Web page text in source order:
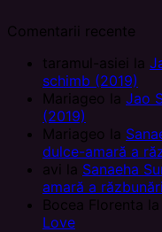
Comentarii recente
taramul-asiei
la
schimb (2019)
Mariageo la Jao
(2019)
Mariageo la
dulce-amară a
avi
la Sanaeha
amară a
Bocea Florenta la
Love